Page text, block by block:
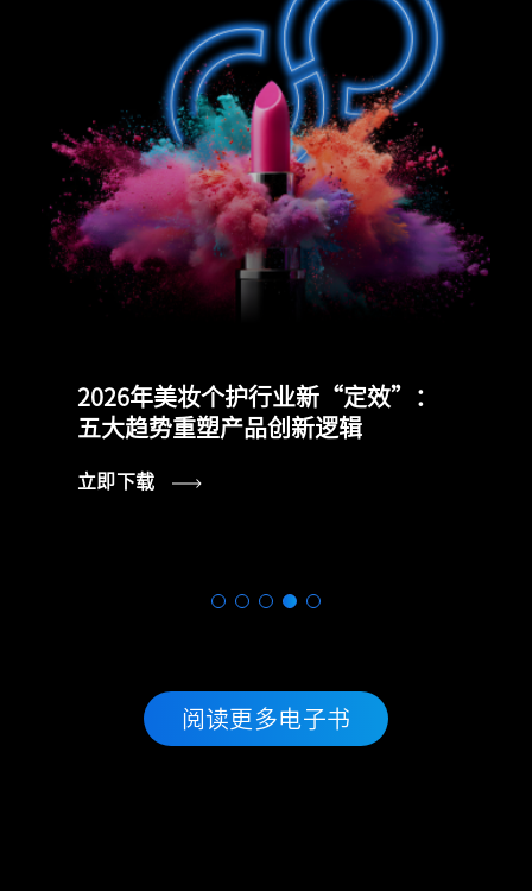
2026年美妆个护行业新“定效”：
五大趋势重塑产品创新逻辑
立即下载
阅读更多电子书